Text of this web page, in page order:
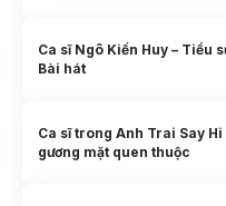
Ca sĩ Ngô Kiến Huy – Tiểu
Bài hát
Ca sĩ trong Anh Trai Say Hi
gương mặt quen thuộc